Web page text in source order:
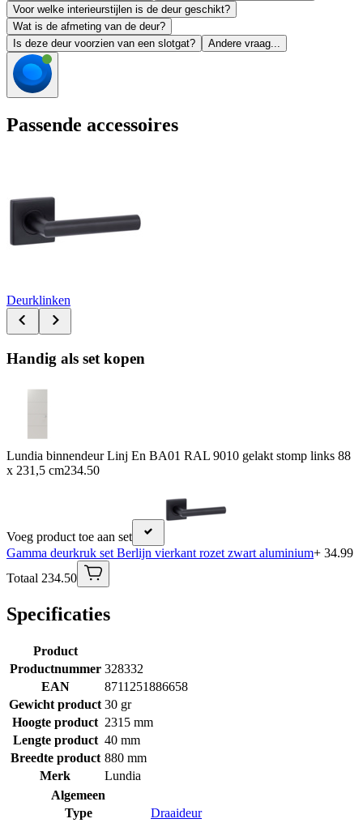
Voor welke interieurstijlen is de deur geschikt?
Wat is de afmeting van de deur?
Is deze deur voorzien van een slotgat?
Andere vraag...
Passende accessoires
Deurklinken
Handig als set kopen
Lundia binnendeur Linj En BA01 RAL 9010 gelakt stomp links 88
x 231,5 cm234.50
Voeg product toe aan set
Gamma deurkruk set Berlijn vierkant rozet zwart aluminium+ 34.99
Totaal 234.50
Specificaties
Product
Productnummer 328332
EAN
8711251886658
Gewicht product 30 gr
Hoogte product 2315 mm
Lengte product 40 mm
Breedte product 880 mm
Merk
Lundia
Algemeen
Type
Draaideur